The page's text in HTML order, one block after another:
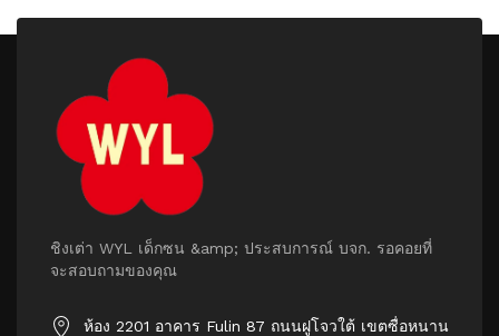
ชิงเต่า WYL เด็กซน &amp; ประสบการณ์ บจก. รอคอยที่
จะสอบถามของคุณ
ห้อง 2201 อาคาร Fulin 87 ถนนฝูโจวใต้ เขตซื่อหนาน